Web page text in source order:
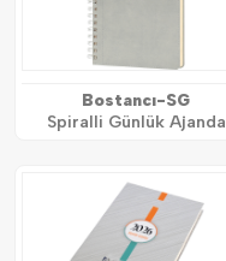
Bostancı-SG
Spiralli Günlük Ajanda